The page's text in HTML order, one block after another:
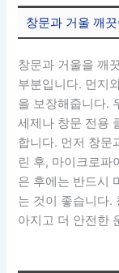
창문과 거울 깨
창문과 거울을 깨
부분입니다. 먼지
을 보장해줍니다.
세제나 창문 전용
합니다. 먼저 창문
린 후, 마이크로파
은 후에는 반드시
는 것이 좋습니다.
아지고 더 안전한